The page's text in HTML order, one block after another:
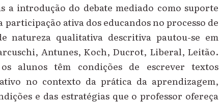
a introdução do debate mediado como suporte
ativa dos educandos no processo de
natureza qualitativa descritiva pautou-se em
Antunes, Koch, Ducrot, Liberal, Leitão.
alunos têm condições de escrever textos
no contexto da prática da aprendizagem,
e das estratégias que o professor ofereça